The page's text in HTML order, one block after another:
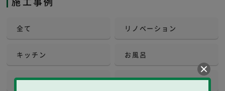
全て リノベーション
キッチン お風呂
洗面所 トイレ